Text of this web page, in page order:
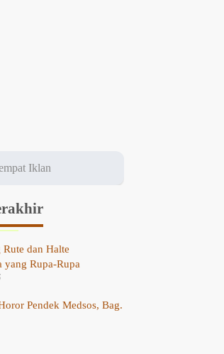
Rute dan Halte
yang Rupa-Rupa
Pendek Medsos, Bag.